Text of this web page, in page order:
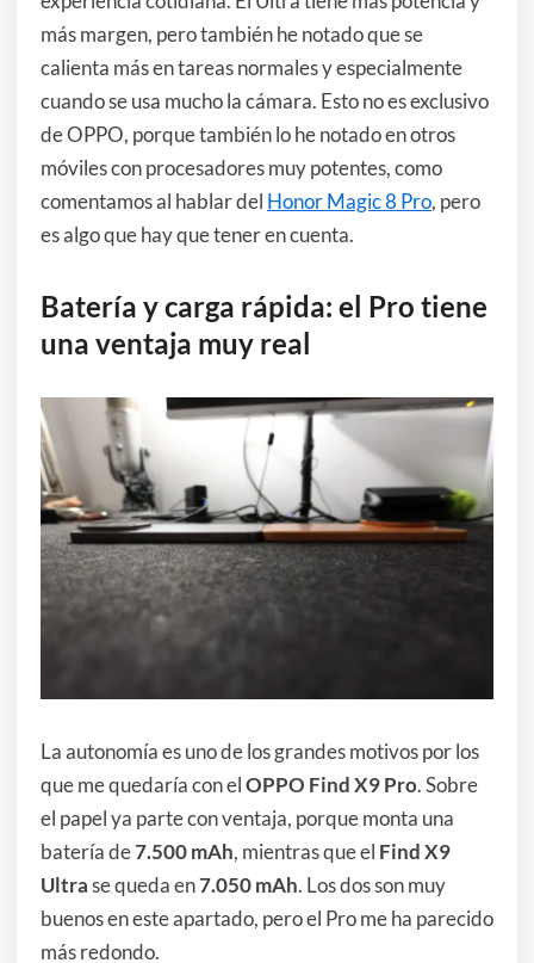
más margen, pero también he notado que se
calienta más en tareas normales y especialmente
cuando se usa mucho la cámara. Esto no es exclusivo
de OPPO, porque también lo he notado en otros
móviles con procesadores muy potentes, como
comentamos al hablar del Honor Magic 8 Pro, pero
es algo que hay que tener en cuenta.
Batería y carga rápida: el Pro tiene
una ventaja muy real
La autonomía es uno de los grandes motivos por los
que me quedaría con elOPPO Find X9 Pro. Sobre
el papel ya parte con ventaja, porque monta una
batería de7.500 mAh, mientras que el Find X9
Ultrase queda en7.050 mAh. Los dos son muy
buenos en este apartado, pero el Pro me ha parecido
más redondo.